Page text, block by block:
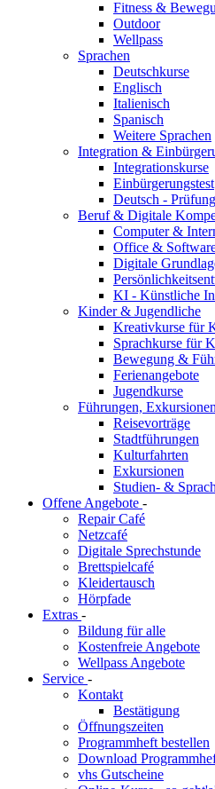
Fitness &
Outdoor
Wellpass
Sprachen
Deutschkurse
Englisch
Italienisch
Spanisch
Weitere Sprachen
Integration &
Integrationskurse
Einbürgerungstest
Deutsch -
Beruf & Digitale
Computer &
Office &
Digitale
KI - Künstliche
Kinder & Jugendliche
Kreativkurse für
Sprachkurse für
Bewegung &
Ferienangebote
Jugendkurse
Führungen,
Reisevorträge
Stadtführungen
Kulturfahrten
Exkursionen
Studien- &
Offene Angebote -
Repair Café
Netzcafé
Digitale Sprechstunde
Brettspielcafé
Kleidertausch
Hörpfade
Extras -
Bildung für alle
Kostenfreie Angebote
Wellpass Angebote
Service -
Kontakt
Bestätigung
Öffnungszeiten
Programmheft bestellen
Download
vhs Gutscheine